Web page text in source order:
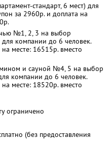
стандарт, 6 мест) для
за 2960р. и доплата на
№1, 2, 3 на выбор
для компании до 6 человек.
месте: 16515р. вместо
и сауной №4, 5 на выбор
компании до 6 человек.
месте: 18520р. вместо
ограничено
(без предоставления